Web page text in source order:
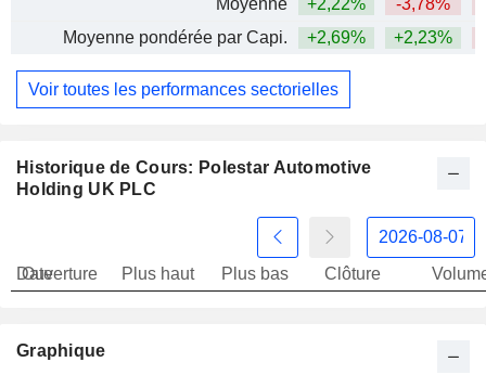
Moyenne +2,22% -3,78%
Moyenne pondérée par Capi.
+2,69% +2,23%
Voir toutes les performances sectorielles
Historique de Cours: Polestar Automotive
Holding UK PLC
Date
Ouverture Plus haut Plus bas Clôture
Graphique